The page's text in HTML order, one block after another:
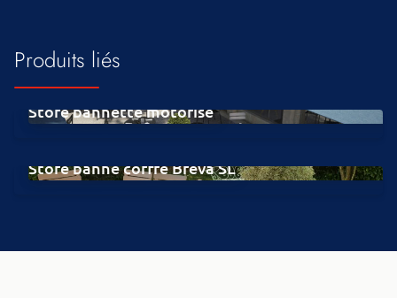
Produits liés
Store bannette motorisé
Store banne coffre Breva SL